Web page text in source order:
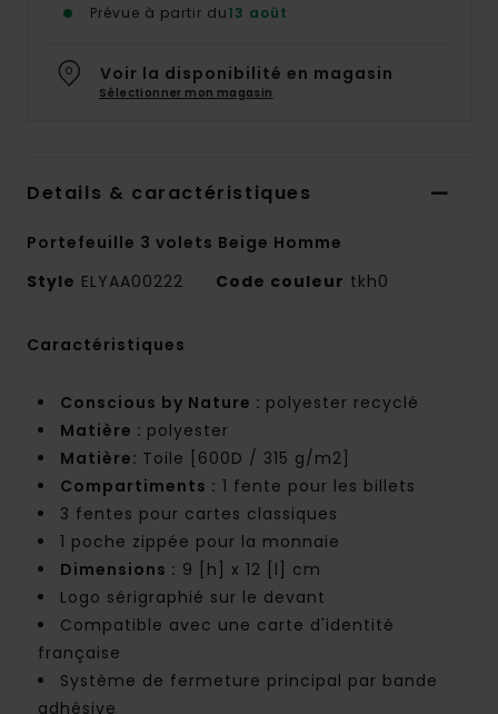
Prévue à partir du13 août
Voir la disponibilité en magasin
Sélectionner mon magasin
Details & caractéristiques
Portefeuille 3 volets Beige Homme
Style ELYAA00222 Code couleur tkh0
Caractéristiques
Conscious by Nature : polyester recyclé
Matière : polyester
Matière: Toile [600D / 315 g/m2]
Compartiments : 1 fente pour les billets
3 fentes pour cartes classiques
1 poche zippée pour la monnaie
Dimensions : 9 [h] x 12 [l] cm
Logo sérigraphié sur le devant
Compatible avec une carte d'identité
française
Système de fermeture principal par bande
adhésive